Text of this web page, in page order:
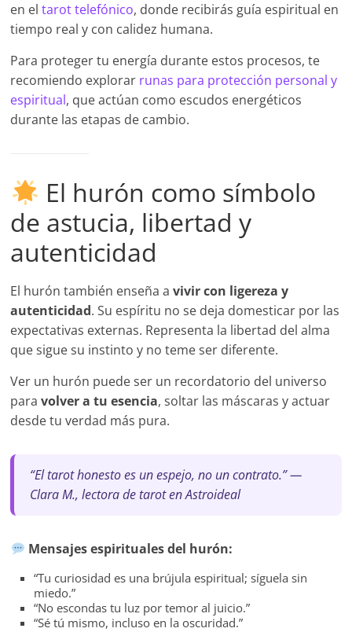
en eltarot telefónico, donde recibirás guía espiritual en
tiempo real y con calidez humana.
Para proteger tu energía durante estos procesos, te
recomiendo explorar runas para protección personal y
espiritual, que actúan como escudos energéticos
durante las etapas de cambio.
El hurón como símbolo
de astucia, libertad y
autenticidad
El hurón también enseña avivir con ligereza y
autenticidad. Su espíritu no se deja domesticar por las
expectativas externas. Representa la libertad del alma
que sigue su instinto y no teme ser diferente.
Ver un hurón puede ser un recordatorio del universo
paravolver a tu esencia, soltar las máscaras y actuar
desde tu verdad más pura.
“El tarot honesto es un espejo, no un contrato.” —
Clara M., lectora de tarot en Astroideal
Mensajes espirituales del hurón:
“Tu curiosidad es una brújula espiritual; síguela sin
miedo.”
“No escondas tu luz por temor al juicio.”
“Sé tú mismo, incluso en la oscuridad.”